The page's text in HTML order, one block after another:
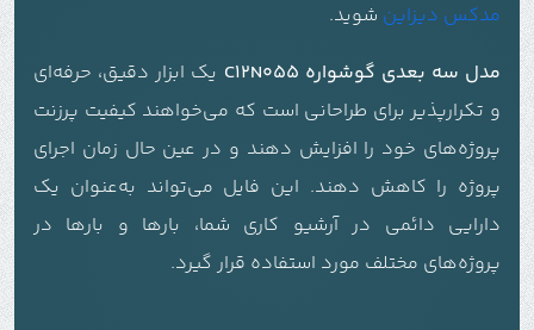
مدکس دیزاین شوید.
مدل سه بعدی گوشواره C12N055
یک ابزار دقیق، حرفه‌ای
و تکرارپذیر برای طراحانی است که می‌خواهند کیفیت پرزنت
پروژه‌های خود را افزایش دهند و در عین حال زمان اجرای
پروژه را کاهش دهند. این فایل می‌تواند به‌عنوان یک
دارایی دائمی در آرشیو کاری شما، بارها و بارها در
پروژه‌های مختلف مورد استفاده قرار گیرد.